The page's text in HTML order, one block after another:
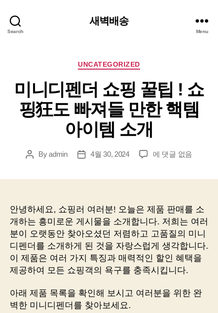
Search
새벽배송
Menu
Categories
UNCATEGORIZED
미니디펜더 쇼핑 꿀팁 ! 쇼
핑狂도 빠져들 만한 핵템
아이템 소개
PostByadmin
Post4월 30, 2024
미
쇼
핑
꿀
팁
!
쇼
핑
도
에 댓글 없음
안녕하세요, 쇼핑러 여러분! 오늘은 제품 판매를 소
개하는 흥미로운 게시물을 소개합니다. 저희는 여러
분이 오랫동안 찾아오셨던 저렴하고 고품질의 미니
디펜더를 소개하게 된 것을 자랑스럽게 생각합니다.
이 제품은 여러 가지 특징과 매력적인 할인 혜택을
제공하여 모든 쇼핑객의 욕구를 충족시킵니다.
아래 제품 목록을 확인해 보시고 여러분을 위한 완
벽한 미니디펜더를 찾아보세요.